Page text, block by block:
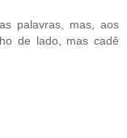
palavras, mas, aos
de lado, mas cadê